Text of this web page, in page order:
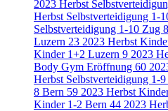
2023 Herbst
Herbst Selbstverteidigung 1-
Selbstverteidigung 1-10 Zug 8
Luzern 23 2023 Herbst
Kinder 1+2 Luzern 9 2023
Body Gym Eröffnung 60
Herbst Selbstverteidigung 1-
8 Bern 59 2023 Herbst
Kinder 1-2 Bern 44 2023